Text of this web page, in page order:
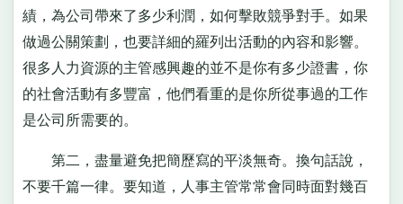
績，為公司帶來了多少利潤，如何擊敗競爭對手。如果
做過公關策劃，也要詳細的羅列出活動的內容和影響。
很多人力資源的主管感興趣的並不是你有多少證書，你
的社會活動有多豐富，他們看重的是你所從事過的工作
是公司所需要的。
第二，盡量避免把簡歷寫的平淡無奇。換句話說，
不要千篇一律。要知道，人事主管常常會同時面對幾百